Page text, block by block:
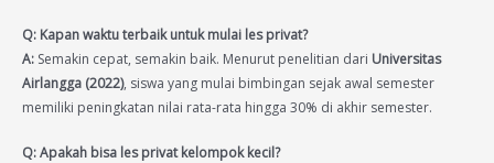
Q: Kapan waktu terbaik untuk mulai les privat?
A: Semakin cepat, semakin baik. Menurut penelitian dari Universitas
Airlangga (2022), siswa yang mulai bimbingan sejak awal semester
memiliki peningkatan nilai rata-rata hingga 30% di akhir semester.
Q: Apakah bisa les privat kelompok kecil?